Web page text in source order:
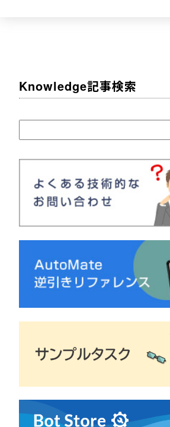
Knowledge記事検索